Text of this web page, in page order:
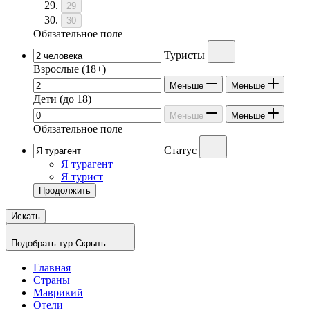
29
30
Обязательное поле
Туристы
Взрослые (18+)
Меньше Меньше
Дети (до 18)
Меньше Меньше
Обязательное поле
Статус
Я турагент
Я турист
Продолжить
Искать
Подобрать тур Скрыть
Главная
Страны
Маврикий
Отели